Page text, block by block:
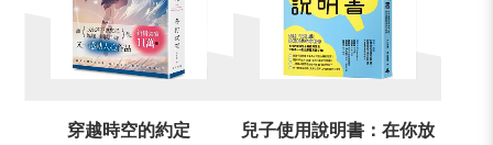
穿越時空的約定
兒子使用說明書：在你放